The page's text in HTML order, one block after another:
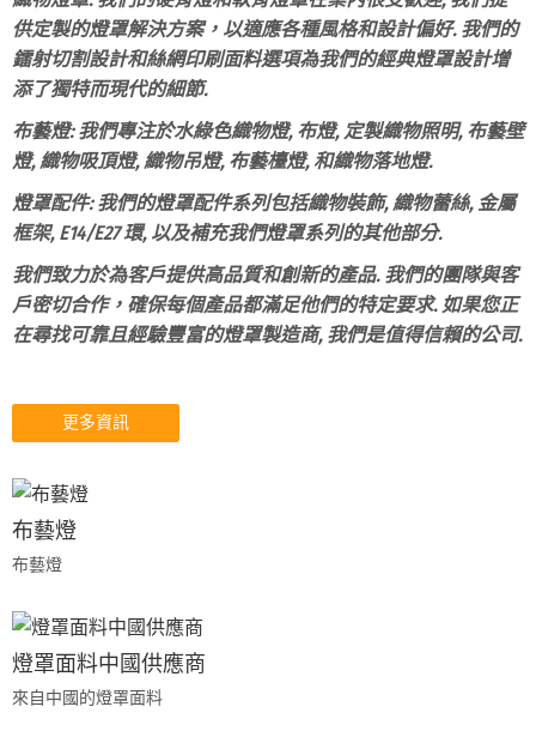
供定製的燈罩解決方案，以適應各種風格和設計偏好. 我們的
鐳射切割設計和絲網印刷面料選項為我們的經典燈罩設計增
添了獨特而現代的細節.
布藝燈: 我們專注於水綠色織物燈, 布燈, 定製織物照明, 布藝壁
燈, 織物吸頂燈, 織物吊燈, 布藝檯燈, 和織物落地燈.
燈罩配件: 我們的燈罩配件系列包括織物裝飾, 織物蕾絲, 金屬
框架, E14/E27 環, 以及補充我們燈罩系列的其他部分.
我們致力於為客戶提供高品質和創新的產品. 我們的團隊與客
戶密切合作，確保每個產品都滿足他們的特定要求. 如果您正
在尋找可靠且經驗豐富的燈罩製造商, 我們是值得信賴的公司.
更多資訊
布藝燈
布藝燈
燈罩面料中國供應商
來自中國的燈罩面料